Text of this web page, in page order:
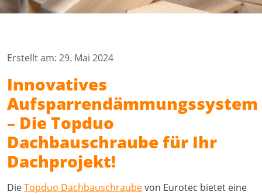
Erstellt am: 29. Mai 2024
Innovatives
Aufsparrendämmungssystem
– Die Topduo
Dachbauschraube für Ihr
Dachprojekt!
DieTopduo Dachbauschraubevon Eurotec bietet eine